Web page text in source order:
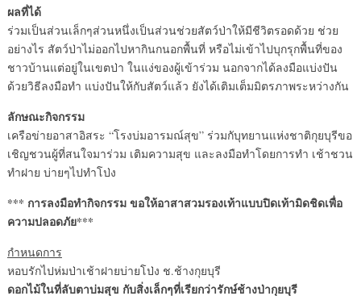
ผลที่ได้
ร่วมเป็นส่วนเล็กๆส่วนหนึ่งเป็นส่วนช่วยสัตว์ป่าให้มีชีวิตรอดด้วย ช่วย
อย่างไร สัตว์ป่าไม่ออกไปหากินกนอกพื้นที่ หรือไม่เข้าไปบุกรุกพื้นที่ของ
ชาวบ้านแต่อยู่ในเขตป่า ในแง่ของผู้เข้าร่วม นอกจากได้ลงมือแบ่งปัน
ด้วยวิธีลงมือทำ แบ่งปันให้กับสัตว์แล้ว ยังได้เติมเต็มมิตรภาพระหว่างกัน
ลักษณะกิจกรรม
เครือข่ายอาสาอิสระ “โรงบ่มอารมณ์สุข” ร่วมกับุทยานแห่งชาติกุยบุรีขอ
เชิญชวนผู้ที่สนใจมาร่วม เติมความสุข และลงมือทำโดยการทำ เช้าชวน
ทำฝาย บ่ายๆไปทำโป่ง
*** การลงมือทำกิจกรรม ขอให้อาสาสวมรองเท้าแบบปิดเท้ามิดชิดเพื่อ
ความปลอดภัย***
กำหนดการ
หอบรักไปห่มป่าเช้าฝายบ่ายโป่ง ช.ช้างกุยบุรี
ดอกไม้ในที่ลับตาบ่มสุข กับสิ่งเล็กๆที่เรียกว่ารักษ์ช้างป่ากุยบุรี